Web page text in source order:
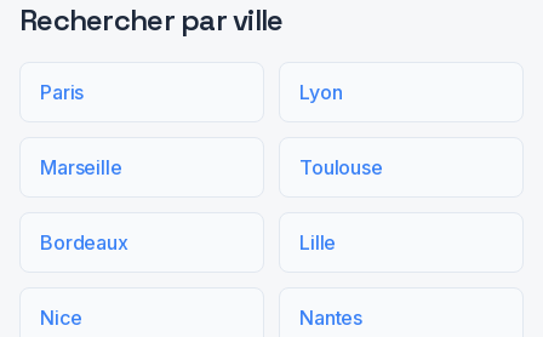
Rechercher par ville
Paris Lyon
Marseille Toulouse
Bordeaux Lille
Nice Nantes